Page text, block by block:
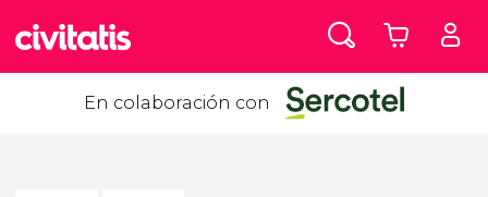
En colaboración con